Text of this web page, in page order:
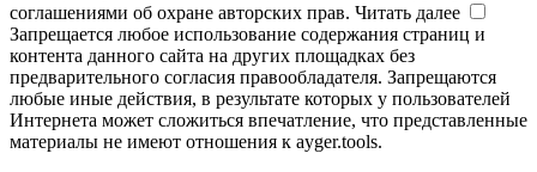
соглашениями об охране авторских прав. Читать далее
Запрещается любое использование содержания страниц и
контента данного сайта на других площадках без
предварительного согласия правообладателя. Запрещаются
любые иные действия, в результате которых у пользователей
Интернета может сложиться впечатление, что представленные
материалы не имеют отношения к ayger.tools.